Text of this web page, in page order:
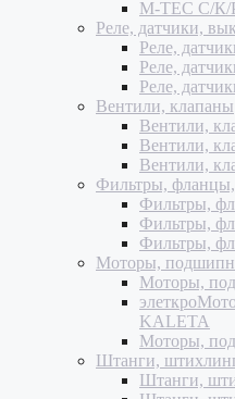
M-TEC С/К/
Реле, датчики,
Реле,
Реле,
Реле,
Вентили, клапаны
Вентили,
Вентили,
Вентили,
Фильтры,
Фильтры,
Фильтры,
Фильтры,
Моторы,
Моторы,
KALETA
Моторы,
Штанги,
Штанги,